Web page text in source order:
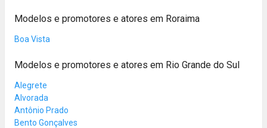
Modelos e promotores e atores em Roraima
Boa Vista
Modelos e promotores e atores em Rio Grande do Sul
Alegrete
Alvorada
Antônio Prado
Bento Gonçalves